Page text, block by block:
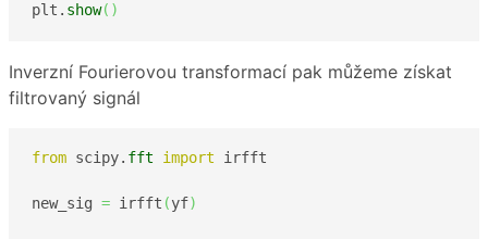
plt. show( )
Inverzní Fourierovou transformací pak můžeme získat
filtrovaný signál
from scipy. fft import irfft
new_sig = irfft (yf)